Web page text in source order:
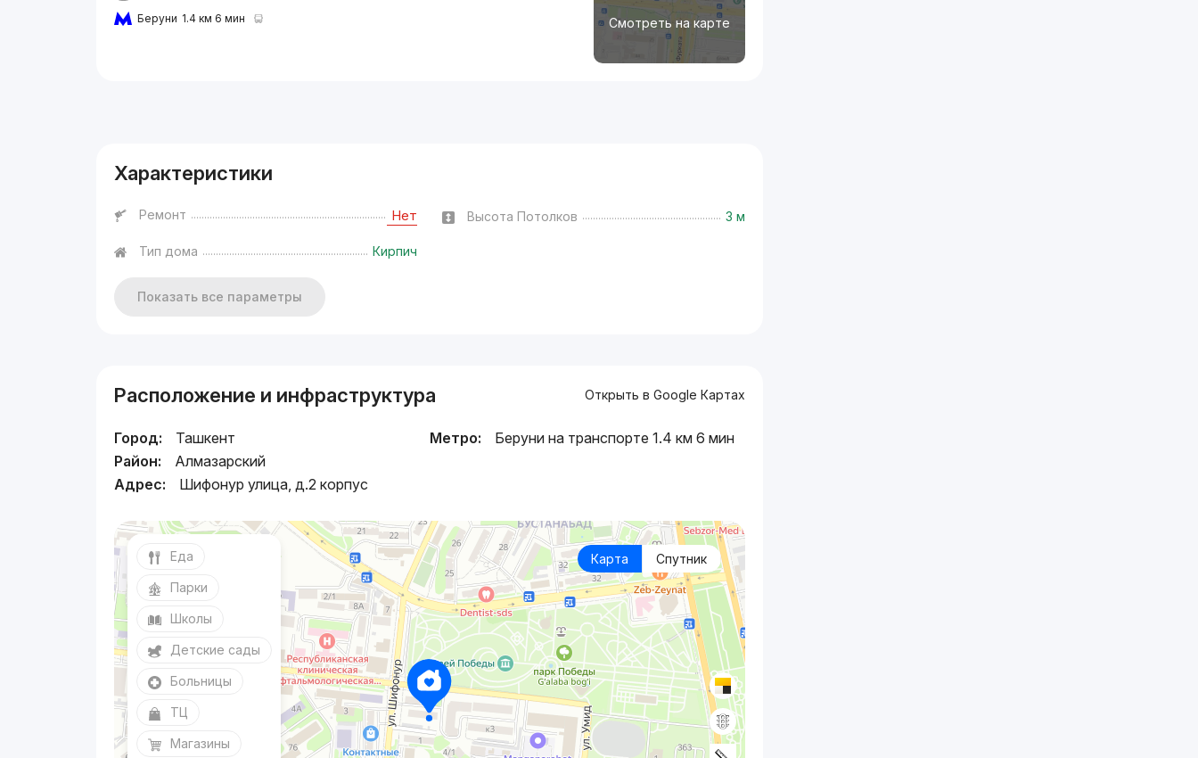
Смотреть на карте
Беруни 1.4 км 6 мин
Характеристики
Ремонт Нет Высота Потолков 3 м
Тип дома Кирпич
Показать все параметры
Расположение и инфраструктура Открыть в Google Картах
Город:
Ташкент
Район:
Алмазарский
Адрес:
Шифонур улица, д.2 корпус
Метро: Беруни на транспорте 1.4 км 6 мин
Карта Спутник
Еда
Парки
Школы
Детские сады
Больницы
ТЦ
Магазины